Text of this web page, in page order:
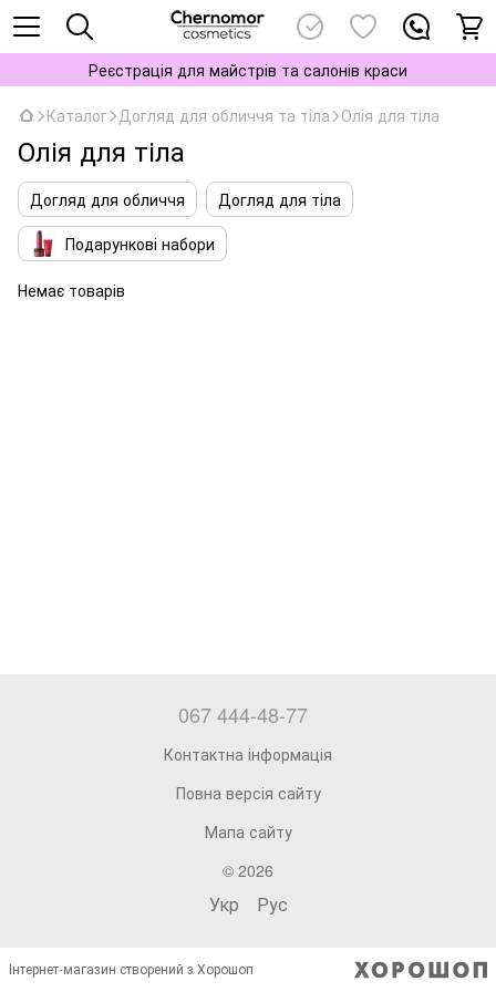
Реєстрація для майстрів та салонів краси
Каталог Догляд для обличчя та тіла Олія для тіла
Олія для тіла
Догляд для обличчя
Догляд для тіла
Подарункові набори
Немає товарів
067 444-48-77
Контактна інформація
Повна версія сайту
Мапа сайту
© 2026
Укр Рус
Інтернет-магазин створений з Хорошоп